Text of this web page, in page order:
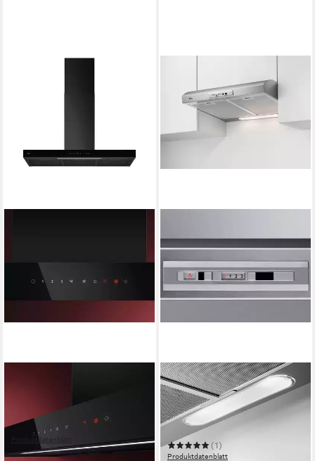
Betriebsgeräusch
LED-Beleuchtung
Beleuchtung
TouchControl
Bedienelemente
Produktdatenblatt
486,89 €
AEG
Unterbauhaube DUB1611M
71dB(A) Betriebsgeräusch
LED Beleuchtung
Schiebeschalter
(1)
Produktdatenblatt